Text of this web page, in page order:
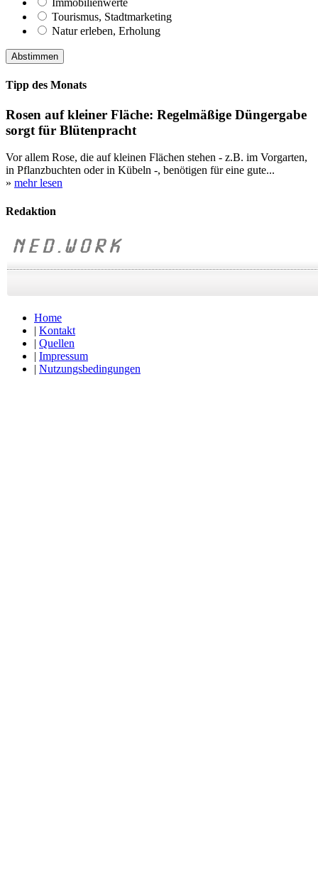
Immobilienwerte
Tourismus, Stadtmarketing
Natur erleben, Erholung
Tipp des Monats
Rosen auf kleiner Fläche: Regelmäßige Düngergabe
sorgt für Blütenpracht
Vor allem Rose, die auf kleinen Flächen stehen - z.B. im Vorgarten,
in Pflanzbuchten oder in Kübeln -, benötigen für eine gute...
» mehr lesen
Redaktion
Home
| Kontakt
| Quellen
| Impressum
| Nutzungsbedingungen